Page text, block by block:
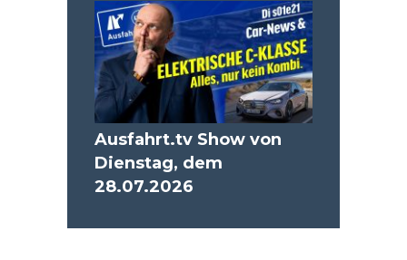
Ausfahrt.tv Show von
Dienstag, dem
28.07.2026